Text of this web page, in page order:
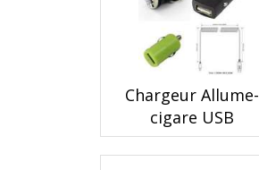
Chargeur Allume-
cigare USB